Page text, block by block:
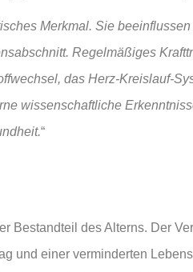
Merkmal. Sie
Regelmäßiges
das Herz-Kreislauf-
wissenschaftliche
“
Bestandteil des Alterns. Der
und einer verminderten